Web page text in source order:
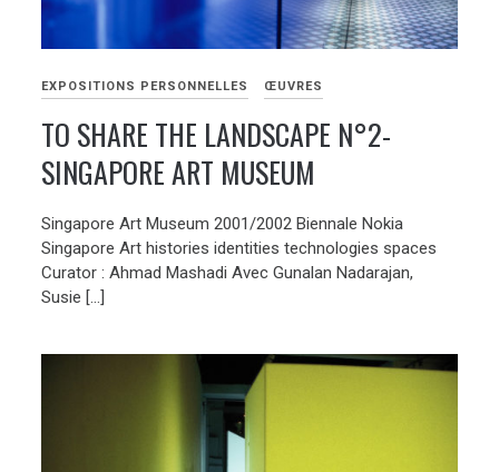
EXPOSITIONS PERSONNELLES ŒUVRES
TO SHARE THE LANDSCAPE N°2-
SINGAPORE ART MUSEUM
Singapore Art Museum 2001/2002 Biennale Nokia
Singapore Art histories identities technologies spaces
Curator : Ahmad Mashadi Avec Gunalan Nadarajan,
Susie […]